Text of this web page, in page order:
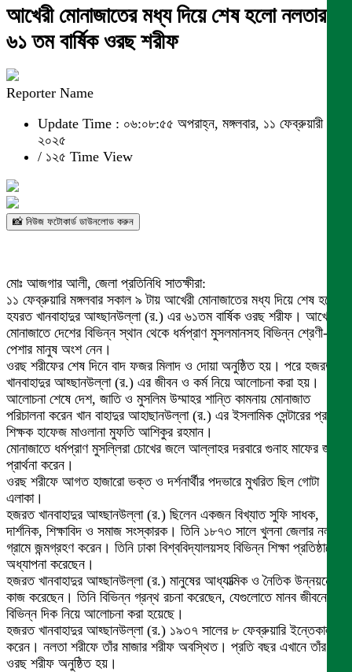
আখেরী মোনাজাতের মধ্য দিয়ে শেষ হলো নলতার
৬১ তম বার্ষিক ওরছ শরীফ
Reporter Name
Update Time : ০৬:০৮:৫৫ অপরাহ্ন, মঙ্গলবার, ১১ ফেব্রুয়ারী
২০২৫
/ ১২৫ Time View
📸 নিউজ ফটোকার্ড ডাউনলোড করুন
মোঃ আজগার আলী, জেলা প্রতিনিধি সাতক্ষীরা:
১১ ফেব্রুয়ারি মঙ্গলবার ‌সকাল ৯ টায় আখেরী মোনাজাতের মধ্য দিয়ে শেষ হয়েছে
হযরত খানবাহাদুর আহ্ছানউল্লা (র.) এর ৬১তম বার্ষিক ওরছ শরীফ। আখেরি
মোনাজাতে দেশের বিভিন্ন স্থান থেকে ধর্মপ্রাণ মুসলমানসহ বিভিন্ন শ্রেণী-
পেশার মানুষ অংশ নেন।
ওরছ শরীফের শেষ দিনে বাদ ফজর মিলাদ ও দোয়া অনুষ্ঠিত হয়। পরে হজরত
খানবাহাদুর আহ্ছানউল্লা (র.) এর জীবন ও কর্ম নিয়ে আলোচনা করা হয়।
আলোচনা শেষে দেশ, জাতি ও মুসলিম উম্মাহর শান্তি কামনায় মোনাজাত
পরিচালনা করেন খান বাহাদুর আহাছানউল্লা (র.) এর ইসলামিক সেন্টারের প্রধান
শিক্ষক হাফেজ মাওলানা মুফতি আশিকুর রহমান।
মোনাজাতে ধর্মপ্রাণ মুসল্লিরা চোখের জলে আল্লাহর দরবারে গুনাহ মাফের জন্য
প্রার্থনা করেন।
ওরছ শরীফে আগত হাজারো ভক্ত ও দর্শনার্থীর পদভারে মুখরিত ছিল গোটা
এলাকা।
হজরত খানবাহাদুর আহ্ছানউল্লা (র.) ছিলেন একজন বিখ্যাত সুফি সাধক,
দার্শনিক, শিক্ষাবিদ ও সমাজ সংস্কারক। তিনি ১৮৭৩ সালে খুলনা জেলার নলতা
গ্রামে জন্মগ্রহণ করেন। তিনি ঢাকা বিশ্ববিদ্যালয়সহ বিভিন্ন শিক্ষা প্রতিষ্ঠানে
অধ্যাপনা করেছেন।
হজরত খানবাহাদুর আহ্ছানউল্লা (র.) মানুষের আধ্যাত্মিক ও নৈতিক উন্নয়নে
কাজ করেছেন। তিনি বিভিন্ন গ্রন্থ রচনা করেছেন, যেগুলোতে মানব জীবনের
বিভিন্ন দিক নিয়ে আলোচনা করা হয়েছে।
হজরত খানবাহাদুর আহ্ছানউল্লা (র.) ১৯৩৭ সালের ৮ ফেব্রুয়ারি ইন্তেকাল
করেন। নলতা শরীফে তাঁর মাজার শরীফ অবস্থিত। প্রতি বছর এখানে তাঁর
ওরছ শরীফ অনুষ্ঠিত হয়।